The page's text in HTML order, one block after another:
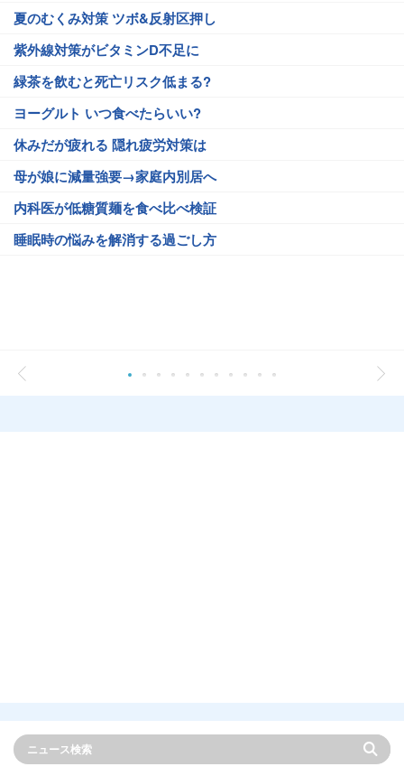
夏のむくみ対策 ツボ&反射区押し
紫外線対策がビタミンD不足に
緑茶を飲むと死亡リスク低まる?
ヨーグルト いつ食べたらいい?
休みだが疲れる 隠れ疲労対策は
母が娘に減量強要→家庭内別居へ
内科医が低糖質麺を食べ比べ検証
睡眠時の悩みを解消する過ごし方